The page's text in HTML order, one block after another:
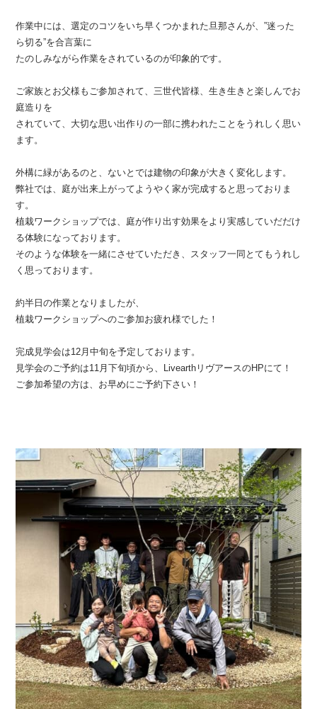
作業中には、選定のコツをいち早くつかまれた旦那さんが、”迷った
ら切る”を合言葉に
たのしみながら作業をされているのが印象的です。
ご家族とお父様もご参加されて、三世代皆様、生き生きと楽しんでお
庭造りを
されていて、大切な思い出作りの一部に携われたことをうれしく思い
ます。
外構に緑があるのと、ないとでは建物の印象が大きく変化します。
弊社では、庭が出来上がってようやく家が完成すると思っておりま
す。
植栽ワークショップでは、庭が作り出す効果をより実感していだだけ
る体験になっております。
そのような体験を一緒にさせていただき、スタッフ一同とてもうれし
く思っております。
約半日の作業となりましたが、
植栽ワークショップへのご参加お疲れ様でした！
完成見学会は12月中旬を予定しております。
見学会のご予約は11月下旬頃から、LivearthリヴアースのHPにて！
ご参加希望の方は、お早めにご予約下さい！